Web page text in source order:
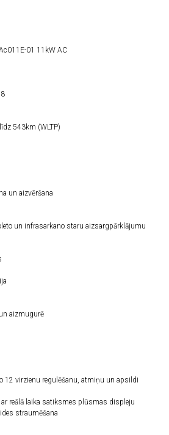
01 11kW AC
543km (WLTP)
un aizvēršana
un infrasarkano staru aizsargpārklājumu
aizmugurē
12 virzienu regulēšanu, atmiņu un apsildi
reālā laika satiksmes plūsmas displeju
straumēšana